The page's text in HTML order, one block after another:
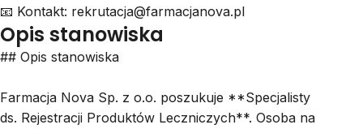
📧 Kontakt: rekrutacja@farmacjanova.pl
Opis stanowiska
## Opis stanowiska
Farmacja Nova Sp. z o.o. poszukuje **Specjalisty
ds. Rejestracji Produktów Leczniczych**. Osoba na